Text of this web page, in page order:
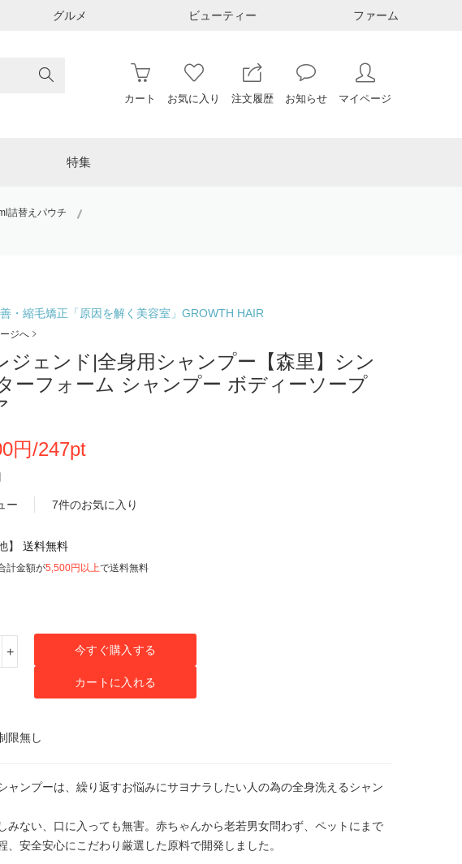
グルメ ビューティー ファーム
カート お気に入り 注文履歴 お知らせ マイページ
特集
詰替えパウチ
・縮毛矯正「原因を解く美容室」GROWTH HAIR
ジへ
ジェンド|全身用シャンプー【森里】シン
ーフォーム シャンプー ボディーソープ
円/247pt
ー 7件のお気に入り
】 送料無料
計金額が5,500円以上で送料無料
+ 今すぐ購入する
カートに入れる
限無し
ャンプーは、繰り返すお悩みにサヨナラしたい人の為の全身洗えるシャン
みない、口に入っても無害。赤ちゃんから老若男女問わず、ペットにまで
、安全安心にこだわり厳選した原料で開発しました。